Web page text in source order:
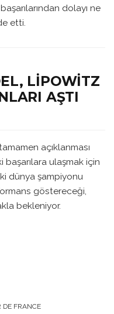
dolayı ne
etti.
LIPOWITZ
AŞTI
açıklanması
ulaşmak için
dünya şampiyonu
göstereceği,
bekleniyor.
DE FRANCE